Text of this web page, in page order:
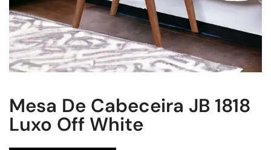
Mesa De Cabeceira JB 1818
Luxo Off White